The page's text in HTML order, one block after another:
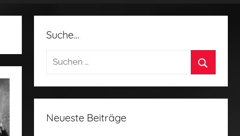
Suche…
Suchen
Neueste Beiträge